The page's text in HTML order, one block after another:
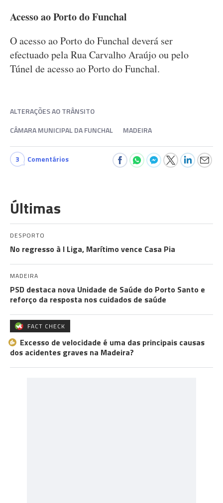
Acesso ao Porto do Funchal
O acesso ao Porto do Funchal deverá ser
efectuado pela Rua Carvalho Araújo ou pelo
Túnel de acesso ao Porto do Funchal.
ALTERAÇÕES AO TRÂNSITO
CÂMARA MUNICIPAL DA FUNCHAL
MADEIRA
3 Comentários
Últimas
DESPORTO
No regresso à I Liga, Marítimo vence Casa Pia
MADEIRA
PSD destaca nova Unidade de Saúde do Porto Santo e
reforço da resposta nos cuidados de saúde
FACT CHECK
Excesso de velocidade é uma das principais causas
dos acidentes graves na Madeira?